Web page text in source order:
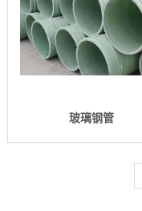
玻璃钢管